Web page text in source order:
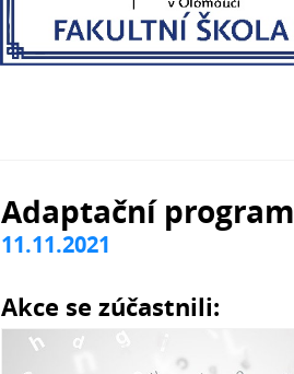
Adaptační program
11.11.2021
Akce se zúčastnili: